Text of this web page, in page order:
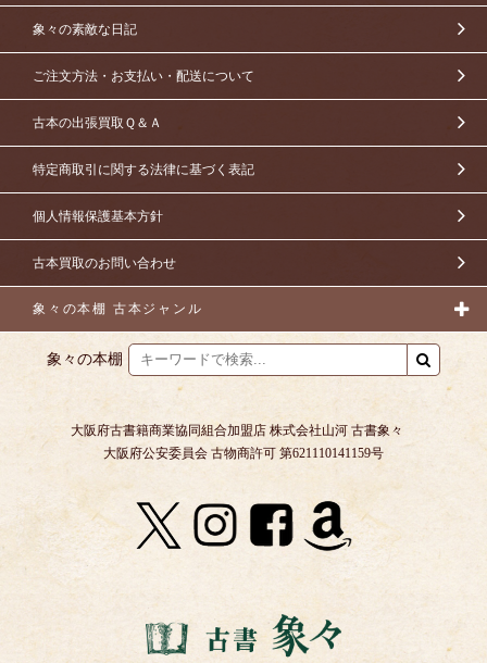
象々の素敵な日記
ご注文方法・お支払い・配送について
古本の出張買取Ｑ＆Ａ
特定商取引に関する法律に基づく表記
個人情報保護基本方針
古本買取のお問い合わせ
象々の本棚 古本ジャンル
象々の本棚
大阪府古書籍商業協同組合加盟店 株式会社山河 古書象々
大阪府公安委員会 古物商許可 第621110141159号